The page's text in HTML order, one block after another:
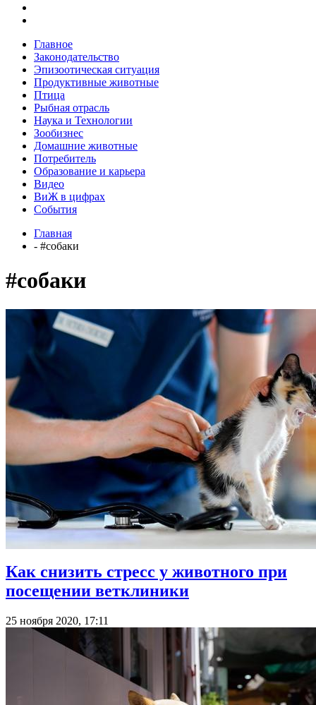
Главное
Законодательство
Эпизоотическая ситуация
Продуктивные животные
Птица
Рыбная отрасль
Наука и Технологии
Зообизнес
Домашние животные
Потребитель
Образование и карьера
Видео
ВиЖ в цифрах
События
Главная
- #собаки
#собаки
Как снизить стресс у животного при
посещении ветклиники
25 ноября 2020, 17:11